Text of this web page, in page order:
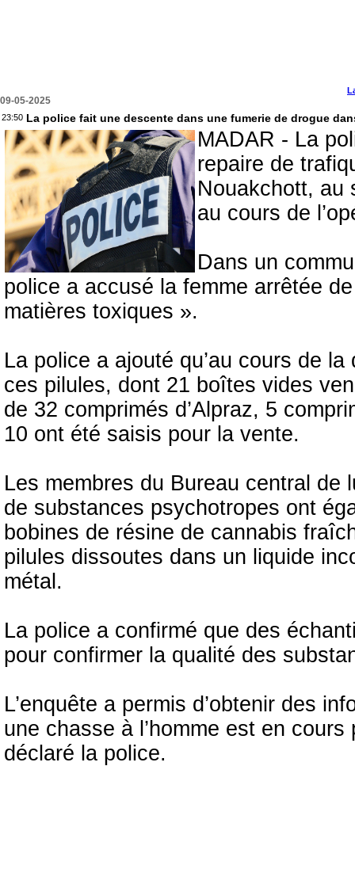
09-05-2025
23:50 La police fait une descente dans une fumerie de drogue
MADAR - La
repaire de
Nouakchott, au
au cours de
Dans un
police a accusé la femme arrêtée
matières toxiques ».
La police a ajouté qu’au cours de
ces pilules, dont 21 boîtes vides
de 32 comprimés d’Alpraz, 5
10 ont été saisis pour la vente.
Les membres du Bureau central
de substances psychotropes ont
bobines de résine de cannabis
pilules dissoutes dans un liquide
métal.
La police a confirmé que des
pour confirmer la qualité des
L’enquête a permis d’obtenir des
une chasse à l’homme est en
déclaré la police.